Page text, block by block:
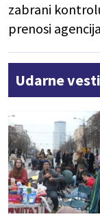
zabrani
prenosi
Udarne vesti